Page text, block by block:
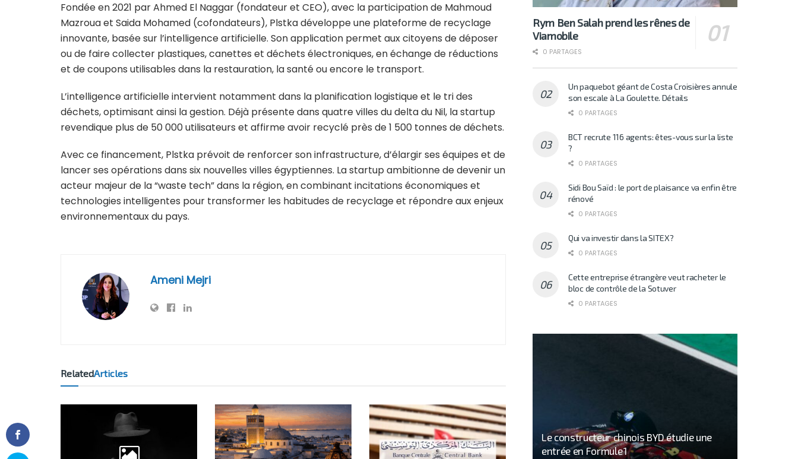
Fondée en 2021 par Ahmed El Naggar (fondateur et CEO), avec la participation de Mahmoud
Mazroua et Saida Mohamed (cofondateurs), Plstka développe une plateforme de recyclage
innovante, basée sur l’intelligence artificielle. Son application permet aux citoyens de déposer
ou de faire collecter plastiques, canettes et déchets électroniques, en échange de réductions
et de coupons utilisables dans la restauration, la santé ou encore le transport.
L’intelligence artificielle intervient notamment dans la planification logistique et le tri des
déchets, optimisant ainsi la gestion. Déjà présente dans quatre villes du delta du Nil, la startup
revendique plus de 50 000 utilisateurs et affirme avoir recyclé près de 1 500 tonnes de déchets.
Avec ce financement, Plstka prévoit de renforcer son infrastructure, d’élargir ses équipes et de
lancer ses opérations dans six nouvelles villes égyptiennes. La startup ambitionne de devenir un
acteur majeur de la “waste tech” dans la région, en combinant incitations économiques et
technologies intelligentes pour transformer les habitudes de recyclage et répondre aux enjeux
environnementaux du pays.
Ameni Mejri
RelatedArticles
Rym Ben Salah prend les rênes de
Viamobile
0 PARTAGES
Un paquebot géant de Costa Croisières annule
son escale à La Goulette. Détails
0 PARTAGES
BCT recrute 116 agents: êtes-vous sur la liste
?
0 PARTAGES
Sidi Bou Saïd : le port de plaisance va enfin être
rénové
0 PARTAGES
Qui va investir dans la SITEX?
0 PARTAGES
Cette entreprise étrangère veut racheter le
bloc de contrôle de la Sotuver
0 PARTAGES
Le constructeur chinois BYD étudie une
entrée en Formule 1